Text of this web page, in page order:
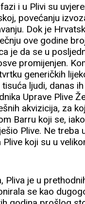
i u Plivi su
povećanju
Dok je
ove godine
je da se u
promijenjen.
generičkih
ljudi, danas
Uprave Plive
akvizicija, za
Barru koji se,
Plive. Ne treba
koji su u
Pliva je u
se kao